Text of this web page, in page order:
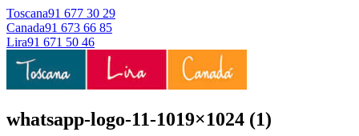
Toscana91 677 30 29
Canada91 673 66 85
Lira91 671 50 46
whatsapp-logo-11-1019×1024 (1)